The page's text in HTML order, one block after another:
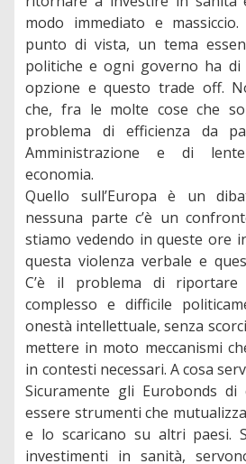
modo immediato e
punto di vista, un tema
politiche e ogni governo ha
opzione e questo trade off.
che, fra le molte cose che
problema di efficienza da
Amministrazione e di
economia.
Quello sull’Europa è un
nessuna parte c’è un
stiamo vedendo in queste ore
questa violenza verbale e
C’è il problema di
complesso e difficile
onestà intellettuale, senza
mettere in moto meccanismi
in contesti necessari. A cosa
Sicuramente gli Eurobonds
essere strumenti che
e lo scaricano su altri paesi.
investimenti in sanità,